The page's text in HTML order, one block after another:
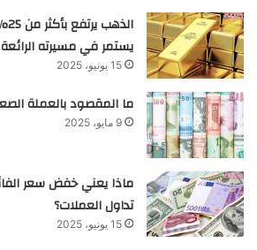
يستمر في مسيرته الرائعة
15 يونيو، 2025
ما المقصود بالعملة
9 مايو، 2025
ماذا يعني خفض سعر
تداول العملات؟
15 يونيو، 2025